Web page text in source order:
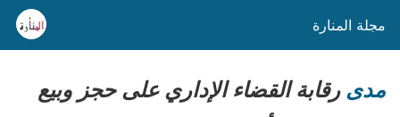
مجلة المنارة
مدى رقابة القضاء الإداري على حجز وبيع